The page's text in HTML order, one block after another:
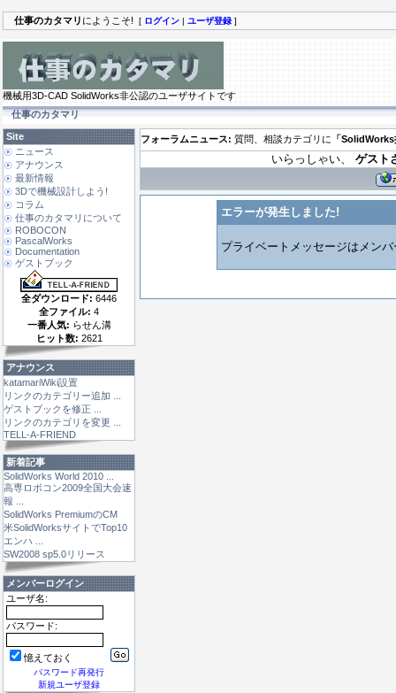
仕事のカタマリ にようこそ! [ ログイン | ユーザ登録 ]
機械用3D-CAD SolidWorks非公認のユーザサイトです
仕事のカタマリ
Site
ニュース
アナウンス
最新情報
3Dで機械設計しよう!
コラム
仕事のカタマリについて
ROBOCON
PascalWorks
Documentation
ゲストブック
全ダウンロード: 6446
全ファイル: 4
一番人気: らせん溝
ヒット数: 2621
アナウンス
katamariWiki設置
リンクのカテゴリー追加 ...
ゲストブックを修正 ...
リンクのカテゴリを変更 ...
TELL-A-FRIEND
新着記事
SolidWorks World 2010 ...
高専ロボコン2009全国大会速
報 ...
SolidWorks PremiumのCM
米SolidWorksサイトでTop10
エンハ ...
SW2008 sp5.0リリース
メンバーログイン
ユーザ名:
パスワード:
憶えておく
パスワード再発行
新規ユーザ登録
フォーラムニュース: 質問、相談カテゴリに 「
いらっしゃい、 ゲスト
エラーが発生しました!
プライベートメッセージはメン